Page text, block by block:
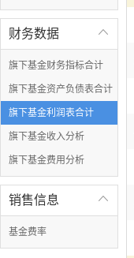

财务数据
旗下基金财务指标合计
旗下基金资产负债表合计
旗下基金利润表合计
旗下基金收入分析
旗下基金费用分析

销售信息
基金费率